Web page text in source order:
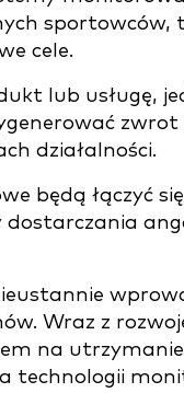
sportowców,
cele.
lub usługę,
działalności.
będą łączyć
Wraz z
na
technologii